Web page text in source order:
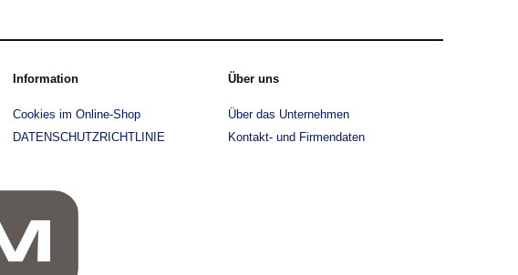
Information
Cookies im Online-Shop
DATENSCHUTZRICHTLINIE
Über uns
Über das Unternehmen
Kontakt- und Firmendaten